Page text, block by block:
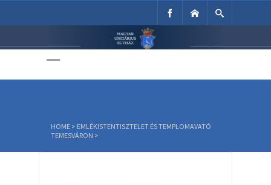
Unitárius Egyház
HOME > EMLÉKISTENTISZTELET ÉS TEMPLOMAVATÓ
TEMESVÁRON >